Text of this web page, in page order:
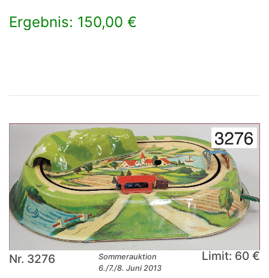
Ergebnis: 150,00 €
Nr. 3276
Sommerauktion
6./7./8. Juni 2013
Limit: 60 €